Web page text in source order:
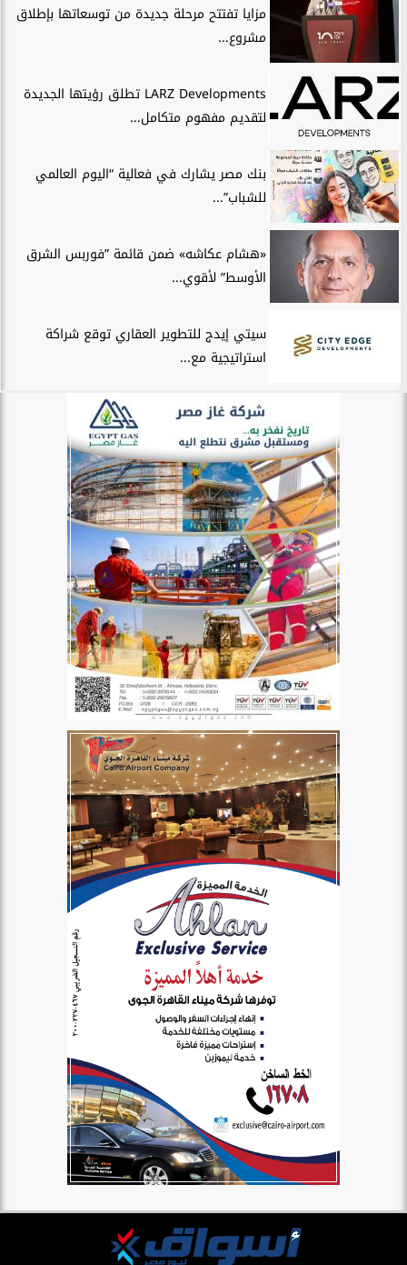
مزايا تفتتح مرحلة جديدة من توسعاتها بإطلاق
مشروع...
LARZ Developments تطلق رؤيتها الجديدة
لتقديم مفهوم متكامل...
بنك مصر يشارك في فعالية “اليوم العالمي
للشباب”...
«هشام عكاشه» ضمن قائمة ”فوربس الشرق
الأوسط” لأقوي...
سيتي إيدج للتطوير العقاري توقع شراكة
استراتيجية مع...